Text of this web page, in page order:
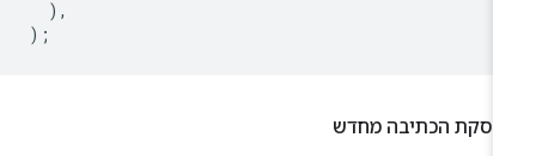
הכתיבה מחדש